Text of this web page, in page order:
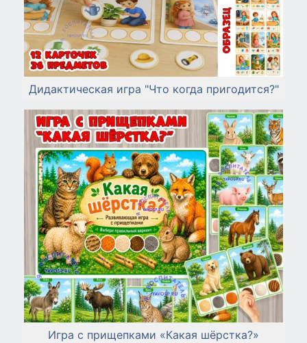
Дидактическая игра "Что когда пригодится?"
Игра с прищепками «Какая шёрстка?»